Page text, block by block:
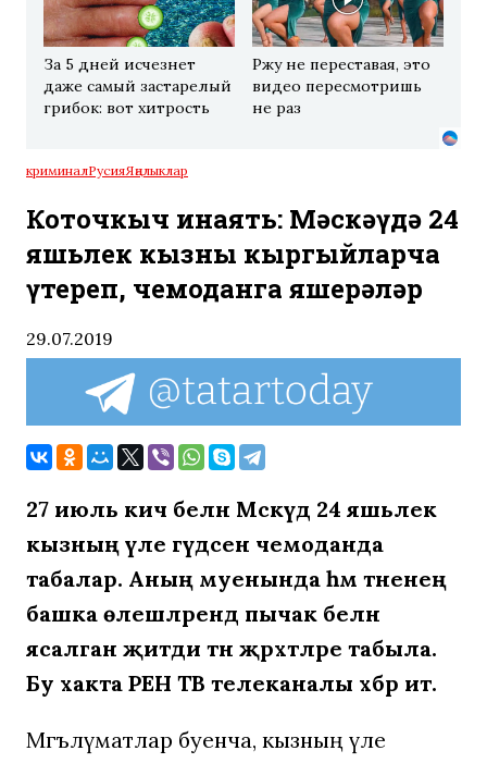
За 5 дней исчезнет
даже самый застарелый
грибок: вот хитрость
Ржу не переставая, это
видео пересмотришь
не раз
криминалРусияЯңалыклар
Коточкыч җинаять: Мәскәүдә 24
яшьлек кызны кыргыйларча
үтереп, чемоданга яшерәләр
29.07.2019
27 июль кич белән Мәскәүдә 24 яшьлек
кызның үле гәүдәсен чемоданда
табалар. Аның муенында һәм тәненең
башка өлешләрендә пычак белән
ясалган җитди тән җәрәхәтләре табыла.
Бу хакта РЕН ТВ телеканалы хәбәр итә.
Мәгълүматлар буенча, кызның үле